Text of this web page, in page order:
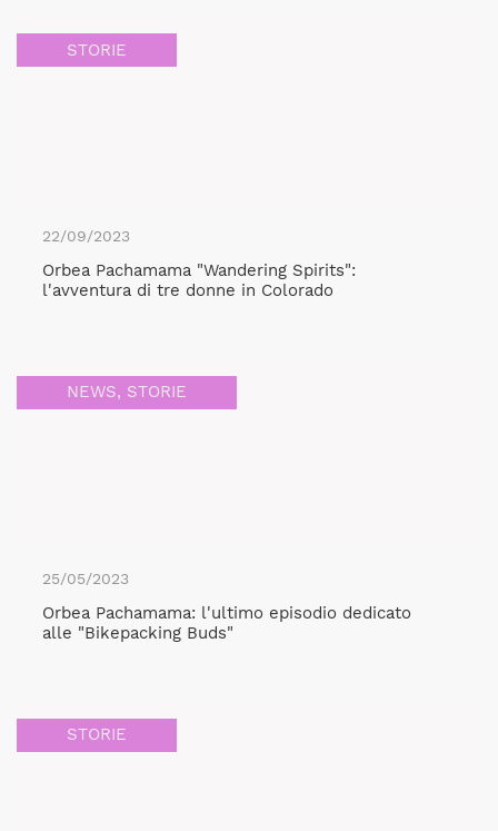
STORIE
22/09/2023
Orbea Pachamama "Wandering Spirits":
l'avventura di tre donne in Colorado
NEWS, STORIE
25/05/2023
Orbea Pachamama: l'ultimo episodio dedicato
alle "Bikepacking Buds"
STORIE